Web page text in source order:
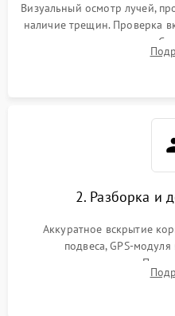
Визуальный осмотр лучей,
наличие трещин. Проверка
передачи видеосигнала.
полетное ПО для
2. Разборка и
Аккуратное вскрытие
подвеса, GPS-
позиционирования.
регуляторов оборотов